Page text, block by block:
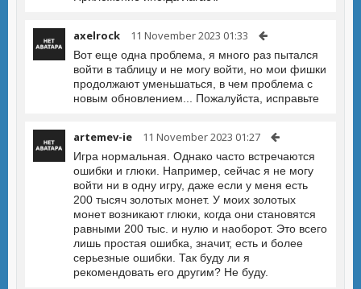
axelrock 11 November 2023 01:33
Вот еще одна проблема, я много раз пытался
войти в таблицу и не могу войти, но мои фишки
продолжают уменьшаться, в чем проблема с
новым обновлением... Пожалуйста, исправьте
artemev-ie 11 November 2023 01:27
Игра нормальная. Однако часто встречаются
ошибки и глюки. Например, сейчас я не могу
войти ни в одну игру, даже если у меня есть
200 тысяч золотых монет. У моих золотых
монет возникают глюки, когда они становятся
равными 200 тыс. и нулю и наоборот. Это всего
лишь простая ошибка, значит, есть и более
серьезные ошибки. Так буду ли я
рекомендовать его другим? Не буду.